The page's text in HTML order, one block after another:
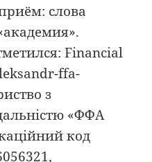
слова
Financial
ffa-
з
«ФФА
код